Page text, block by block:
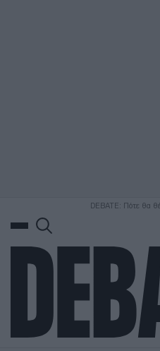
DEBATE: Πότε θα